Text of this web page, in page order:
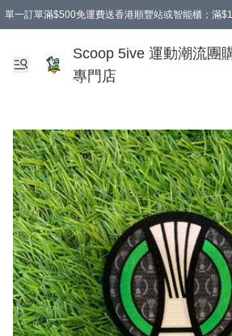
單一訂單滿$500免運費送香港順豐站或智能櫃；滿
Scoop 5ive 運動潮流團
專門店